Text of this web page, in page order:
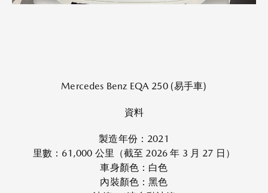
Mercedes Benz EQA 250 (易手車)
資料
製造年份：2021
里數：61,000 公里（截至 2026 年 3 月 27 日）
車身顏色：白色
內裝顏色：黑色